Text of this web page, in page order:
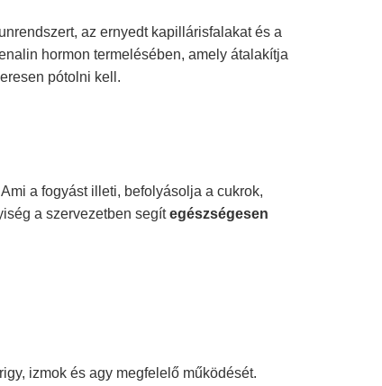
az ernyedt kapillárisfalakat és a
hormon termelésében, amely átalakítja
pótolni kell.
a fogyást illeti, befolyásolja a cukrok,
a szervezetben segítegészségesen
izmok és agy megfelelő működését.